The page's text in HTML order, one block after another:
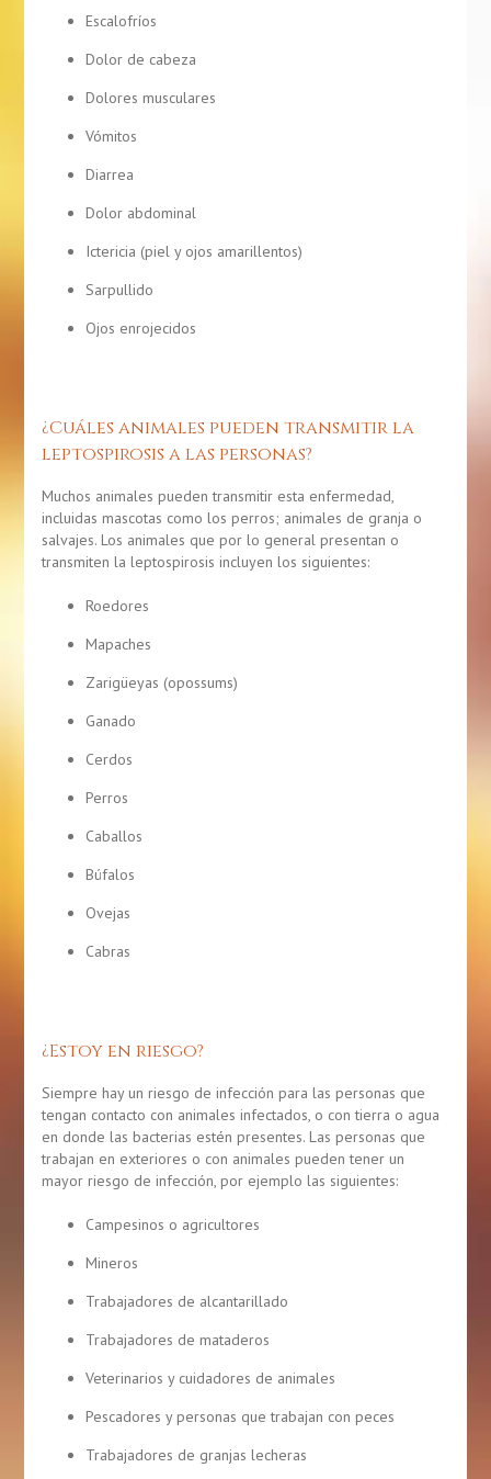
Escalofríos
Dolor de cabeza
Dolores musculares
Vómitos
Diarrea
Dolor abdominal
Ictericia (piel y ojos amarillentos)
Sarpullido
Ojos enrojecidos
¿Cuáles animales pueden transmitir la
leptospirosis a las personas?
Muchos animales pueden transmitir esta enfermedad,
incluidas mascotas como los perros; animales de granja o
salvajes. Los animales que por lo general presentan o
transmiten la leptospirosis incluyen los siguientes:
Roedores
Mapaches
Zarigüeyas (opossums)
Ganado
Cerdos
Perros
Caballos
Búfalos
Ovejas
Cabras
¿Estoy en riesgo?
Siempre hay un riesgo de infección para las personas que
tengan contacto con animales infectados, o con tierra o agua
en donde las bacterias estén presentes. Las personas que
trabajan en exteriores o con animales pueden tener un
mayor riesgo de infección, por ejemplo las siguientes:
Campesinos o agricultores
Mineros
Trabajadores de alcantarillado
Trabajadores de mataderos
Veterinarios y cuidadores de animales
Pescadores y personas que trabajan con peces
Trabajadores de granjas lecheras